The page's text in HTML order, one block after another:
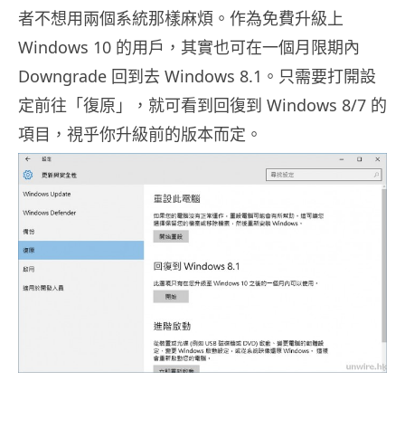
者不想用兩個系統那樣麻煩。作為免費升級上
Windows 10 的用戶，其實也可在一個月限期內
Downgrade 回到去 Windows 8.1。只需要打開設
定前往「復原」，就可看到回復到 Windows 8/7 的
項目，視乎你升級前的版本而定。